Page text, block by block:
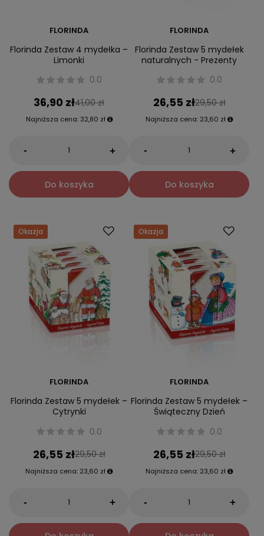
FLORINDA
Florinda Zestaw 4 mydełka –
Limonki
0.0
36,90 zł41,00 zł
Najniższa cena: 32,80 zł
- +
Do koszyka
FLORINDA
Florinda Zestaw 5 mydełek
naturalnych - Prezenty
0.0
26,55 zł29,50 zł
Najniższa cena: 23,60 zł
- +
Do koszyka
Okazja
FLORINDA
Florinda Zestaw 5 mydełek –
Cytrynki
0.0
26,55 zł29,50 zł
Najniższa cena: 23,60 zł
- +
Okazja
FLORINDA
Florinda Zestaw 5 mydełek –
Świąteczny Dzień
0.0
26,55 zł29,50 zł
Najniższa cena: 23,60 zł
- +